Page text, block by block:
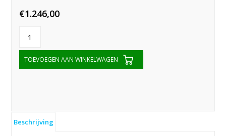
€1.246,00
TOEVOEGEN AAN WINKELWAGEN
Beschrijving